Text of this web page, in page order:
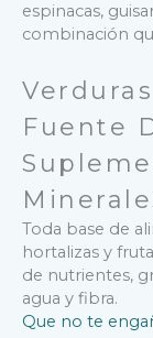
espinacas,
combinación
Fuente
Toda base de
hortalizas y
de nutrientes,
agua y fibra.
Que no te